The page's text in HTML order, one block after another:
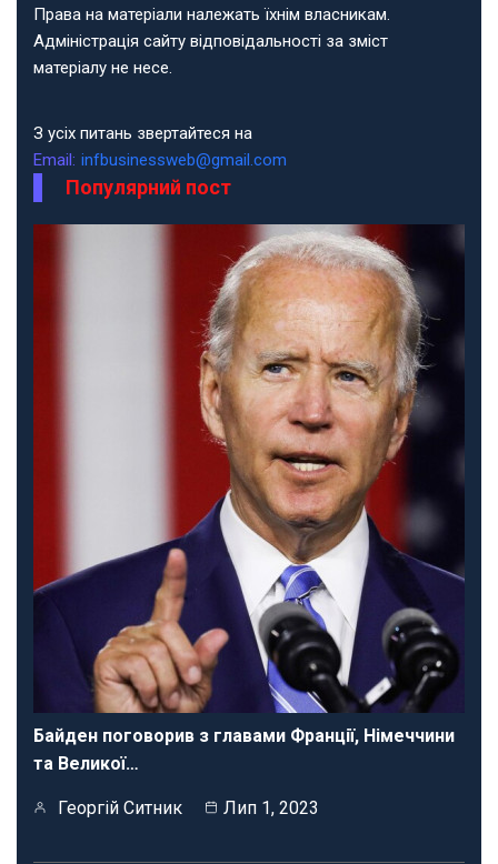
Права на матеріали належать їхнім власникам.
Адміністрація сайту відповідальності за зміст
матеріалу не несе.
З усіх питань звертайтеся на
Email: infbusinessweb@gmail.com
Популярний пост
Байден поговорив з главами Франції, Німеччини
та Великої…
Георгій Ситник Лип 1, 2023